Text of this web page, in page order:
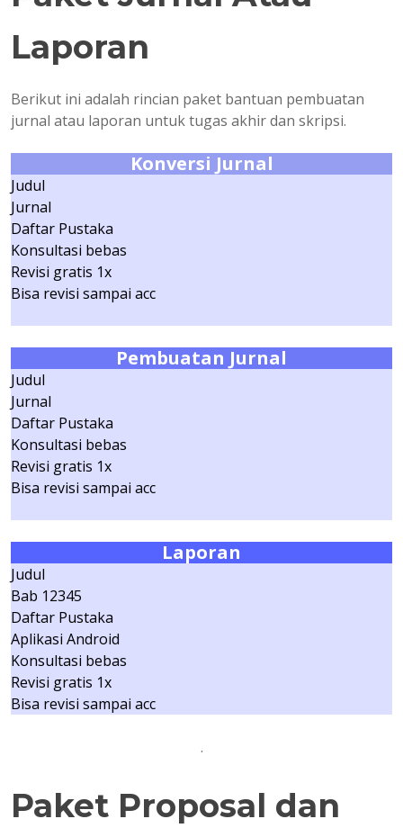
Laporan
Berikut ini adalah rincian paket bantuan pembuatan
jurnal atau laporan untuk tugas akhir dan skripsi.
Konversi Jurnal
Judul
Jurnal
Daftar Pustaka
Konsultasi bebas
Revisi gratis 1x
Bisa revisi sampai acc
Pembuatan Jurnal
Judul
Jurnal
Daftar Pustaka
Konsultasi bebas
Revisi gratis 1x
Bisa revisi sampai acc
Laporan
Judul
Bab 12345
Daftar Pustaka
Aplikasi Android
Konsultasi bebas
Revisi gratis 1x
Bisa revisi sampai acc
.
Paket Proposal dan